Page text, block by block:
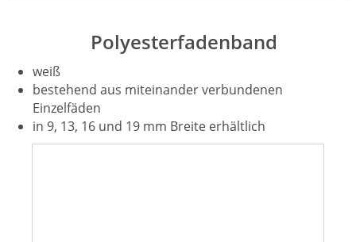
Polyesterfadenband
weiß
bestehend aus miteinander verbundenen
Einzelfäden
in 9, 13, 16 und 19 mm Breite erhältlich